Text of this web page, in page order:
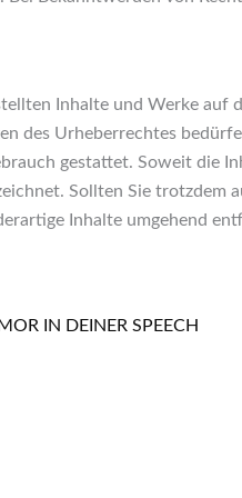
Inhalte und Werke auf
des Urheberrechtes
gestattet. Soweit die
Sollten Sie
Inhalte umgehend
IN DEINER SPEECH